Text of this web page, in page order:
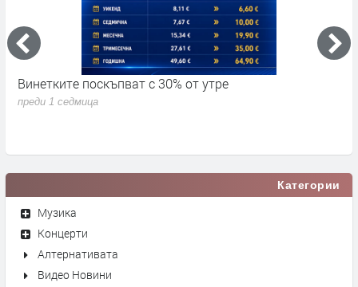
Винетките поскъпват с 30% от утре
преди 1 седмица
Категории
Музика
Концерти
Алтернативата
Видео Новини